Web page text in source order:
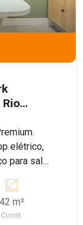
elétrico,
para sala
e 2
mais
42 m²
Const.